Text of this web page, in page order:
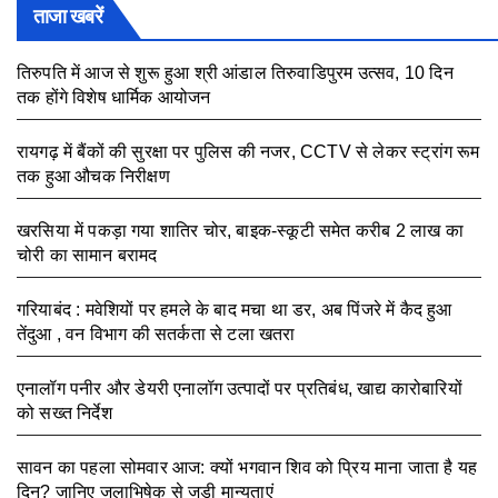
ताजा खबरें
तिरुपति में आज से शुरू हुआ श्री आंडाल तिरुवाडिपुरम उत्सव, 10 दिन
तक होंगे विशेष धार्मिक आयोजन
रायगढ़ में बैंकों की सुरक्षा पर पुलिस की नजर, CCTV से लेकर स्ट्रांग रूम
तक हुआ औचक निरीक्षण
खरसिया में पकड़ा गया शातिर चोर, बाइक-स्कूटी समेत करीब 2 लाख का
चोरी का सामान बरामद
गरियाबंद : मवेशियों पर हमले के बाद मचा था डर, अब पिंजरे में कैद हुआ
तेंदुआ , वन विभाग की सतर्कता से टला खतरा
एनालॉग पनीर और डेयरी एनालॉग उत्पादों पर प्रतिबंध, खाद्य कारोबारियों
को सख्त निर्देश
सावन का पहला सोमवार आज: क्यों भगवान शिव को प्रिय माना जाता है यह
दिन? जानिए जलाभिषेक से जुड़ी मान्यताएं